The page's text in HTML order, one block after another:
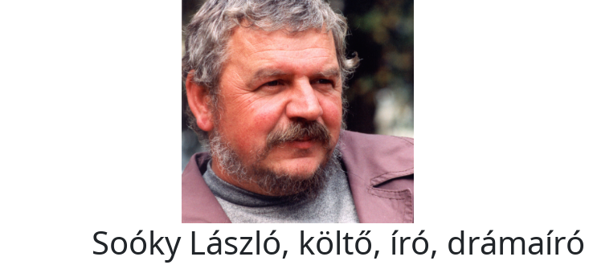
Soóky László, költő, író, drámaíró